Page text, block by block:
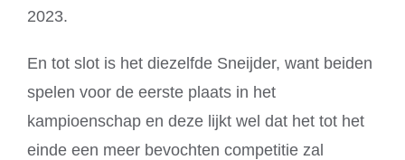
2023.
En tot slot is het diezelfde Sneijder, want beiden
spelen voor de eerste plaats in het
kampioenschap en deze lijkt wel dat het tot het
einde een meer bevochten competitie zal